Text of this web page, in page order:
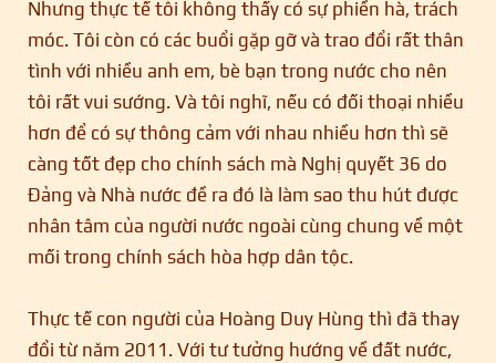
Nhưng thực tế tôi không thấy có sự phiền hà, trách
móc. Tôi còn có các buổi gặp gỡ và trao đổi rất thân
tình với nhiều anh em, bè bạn trong nước cho nên
tôi rất vui sướng. Và tôi nghĩ, nếu có đối thoại nhiều
hơn để có sự thông cảm với nhau nhiều hơn thì sẽ
càng tốt đẹp cho chính sách mà Nghị quyết 36 do
Đảng và Nhà nước đề ra đó là làm sao thu hút được
nhân tâm của người nước ngoài cùng chung về một
mối trong chính sách hòa hợp dân tộc.
Thực tế con người của Hoàng Duy Hùng thì đã thay
đổi từ năm 2011. Với tư tưởng hướng về đất nước,